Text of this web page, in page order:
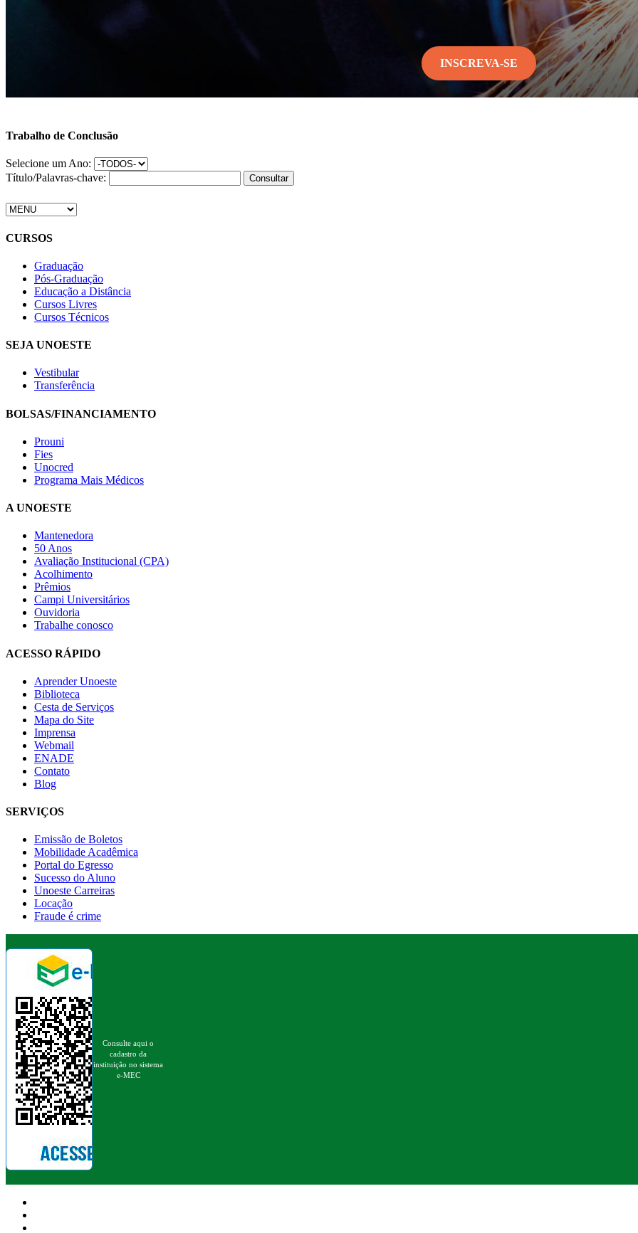
INSCREVA-SE
Trabalho de Conclusão
Selecione um Ano:
Título/Palavras-chave:
CURSOS
Graduação
Pós-Graduação
Educação a Distância
Cursos Livres
Cursos Técnicos
SEJA UNOESTE
Vestibular
Transferência
BOLSAS/FINANCIAMENTO
Prouni
Fies
Unocred
Programa Mais Médicos
A UNOESTE
Mantenedora
50 Anos
Avaliação Institucional (CPA)
Acolhimento
Prêmios
Campi Universitários
Ouvidoria
Trabalhe conosco
ACESSO RÁPIDO
Aprender Unoeste
Biblioteca
Cesta de Serviços
Mapa do Site
Imprensa
Webmail
ENADE
Contato
Blog
SERVIÇOS
Emissão de Boletos
Mobilidade Acadêmica
Portal do Egresso
Sucesso do Aluno
Unoeste Carreiras
Locação
Fraude é crime
Consulte aqui o
cadastro da
instituição no sistema
e-MEC